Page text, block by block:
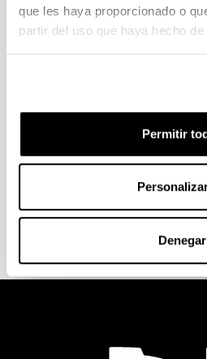
que les haya proporcionado o
partir del uso que haya hecho
Permitir
Denegar
Información